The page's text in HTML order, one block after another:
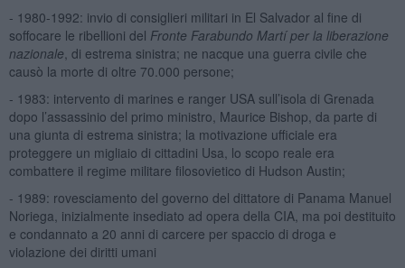
- 1980-1992: invio di consiglieri militari in El Salvador al fine di
soffocare le ribellioni del Fronte Farabundo Martí per la liberazione
nazionale , di estrema sinistra; ne nacque una guerra civile che
causò la morte di oltre 70.000 persone;
- 1983: intervento di marines e ranger USA sull’isola di Grenada
dopo l’assassinio del primo ministro, Maurice Bishop, da parte di
una giunta di estrema sinistra; la motivazione ufficiale era
proteggere un migliaio di cittadini Usa, lo scopo reale era
combattere il regime militare filosovietico di Hudson Austin;
- 1989: rovesciamento del governo del dittatore di Panama Manuel
Noriega, inizialmente insediato ad opera della CIA, ma poi destituito
e condannato a 20 anni di carcere per spaccio di droga e
violazione dei diritti umani